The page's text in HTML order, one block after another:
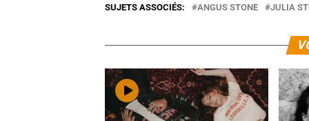
SUJETS ASSOCIÉS: ANGUS STONE JULIA